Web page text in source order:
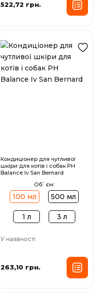
522,72 грн.
Кондиціонер для чутливої
шкіри для котів і собак PH
Balance Iv San Bernard
Об`єм:
100 мл 500 мл
1 л 3 л
У наявності
263,10 грн.